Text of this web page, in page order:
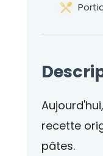
recette
pâtes.